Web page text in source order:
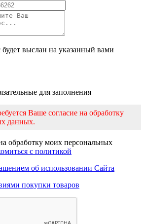
выслан на указанный вами
для заполнения
Ваше согласие на обработку
данных.
обработку моих персональных
с политикой
об использовании Сайта
покупки товаров